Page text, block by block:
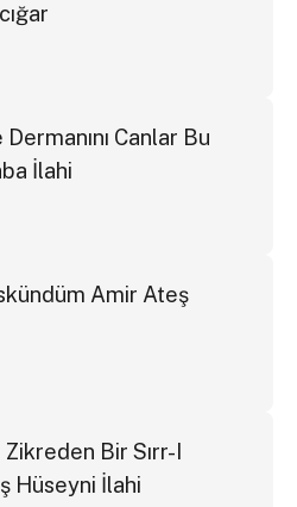
Canlar Bu
İlahi
Amir Ateş
Bir Sırr-I
Hüseyni İlahi